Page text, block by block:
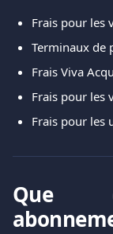
Frais pour les
Terminaux de
Frais Viva
Frais pour les
Frais pour les
Que